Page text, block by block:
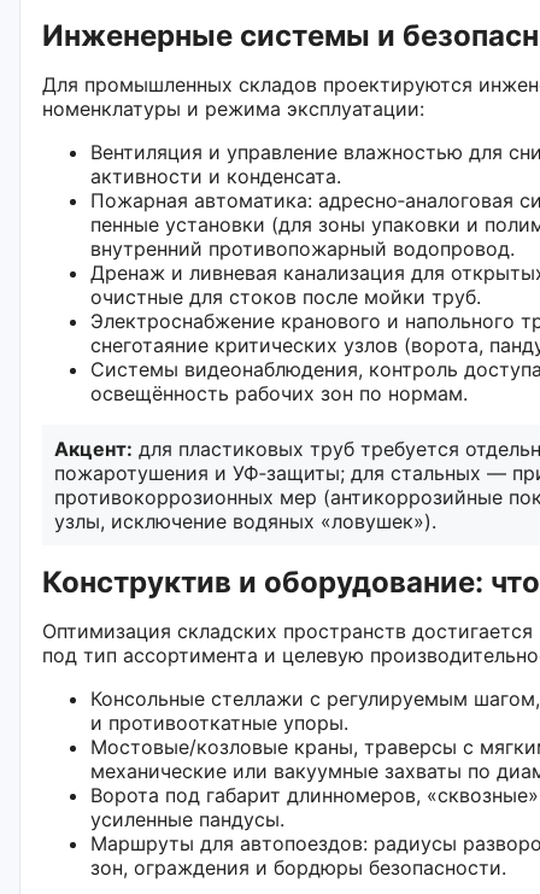
Инженерные системы и
Для промышленных складов проектируются
номенклатуры и режима эксплуатации:
Вентиляция и управление влажностью для
активности и конденсата.
Пожарная автоматика: адресно‑аналоговая
пенные установки (для зоны упаковки и
внутренний противопожарный водопровод.
Дренаж и ливневая канализация для
очистные для стоков после мойки труб.
Электроснабжение кранового и напольного
снеготаяние критических узлов (ворота,
Системы видеонаблюдения, контроль
освещённость рабочих зон по нормам.
Акцент: для пластиковых труб требуется
пожаротушения и УФ‑защиты; для стальных —
противокоррозионных мер (антикоррозийные
узлы, исключение водяных «ловушек»).
Конструктив и оборудование:
Оптимизация складских пространств
под тип ассортимента и целевую
Консольные стеллажи с регулируемым
и противооткатные упоры.
Мостовые/козловые краны, траверсы с
механические или вакуумные захваты по
Ворота под габарит длинномеров,
усиленные пандусы.
Маршруты для автопоездов: радиусы
зон, ограждения и бордюры безопасности.